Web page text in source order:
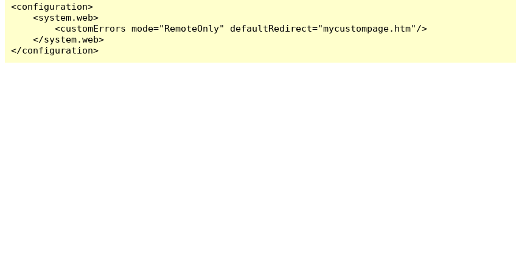
<configuration>
    <system.web>
        <customErrors mode="RemoteOnly" defaultRedirect="mycustompage.htm"/>
    </system.web>
</configuration>